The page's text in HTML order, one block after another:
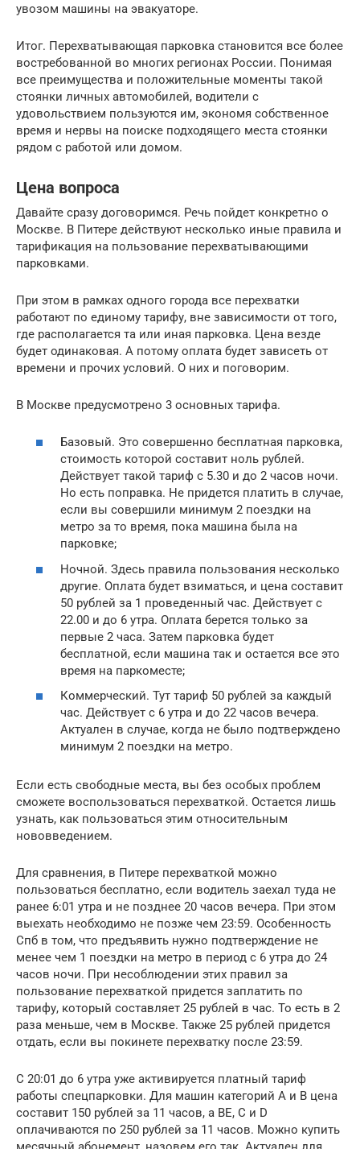
увозом машины на эвакуаторе.
Итог. Перехватывающая парковка становится все более
востребованной во многих регионах России. Понимая
все преимущества и положительные моменты такой
стоянки личных автомобилей, водители с
удовольствием пользуются им, экономя собственное
время и нервы на поиске подходящего места стоянки
рядом с работой или домом.
Цена вопроса
Давайте сразу договоримся. Речь пойдет конкретно о
Москве. В Питере действуют несколько иные правила и
тарификация на пользование перехватывающими
парковками.
При этом в рамках одного города все перехватки
работают по единому тарифу, вне зависимости от того,
где располагается та или иная парковка. Цена везде
будет одинаковая. А потому оплата будет зависеть от
времени и прочих условий. О них и поговорим.
В Москве предусмотрено 3 основных тарифа.
Базовый. Это совершенно бесплатная парковка,
стоимость которой составит ноль рублей.
Действует такой тариф с 5.30 и до 2 часов ночи.
Но есть поправка. Не придется платить в случае,
если вы совершили минимум 2 поездки на
метро за то время, пока машина была на
парковке;
Ночной. Здесь правила пользования несколько
другие. Оплата будет взиматься, и цена составит
50 рублей за 1 проведенный час. Действует с
22.00 и до 6 утра. Оплата берется только за
первые 2 часа. Затем парковка будет
бесплатной, если машина так и остается все это
время на паркоместе;
Коммерческий. Тут тариф 50 рублей за каждый
час. Действует с 6 утра и до 22 часов вечера.
Актуален в случае, когда не было подтверждено
минимум 2 поездки на метро.
Если есть свободные места, вы без особых проблем
сможете воспользоваться перехваткой. Остается лишь
узнать, как пользоваться этим относительным
нововведением.
Для сравнения, в Питере перехваткой можно
пользоваться бесплатно, если водитель заехал туда не
ранее 6:01 утра и не позднее 20 часов вечера. При этом
выехать необходимо не позже чем 23:59. Особенность
Спб в том, что предъявить нужно подтверждение не
менее чем 1 поездки на метро в период с 6 утра до 24
часов ночи. При несоблюдении этих правил за
пользование перехваткой придется заплатить по
тарифу, который составляет 25 рублей в час. То есть в 2
раза меньше, чем в Москве. Также 25 рублей придется
отдать, если вы покинете перехватку после 23:59.
С 20:01 до 6 утра уже активируется платный тариф
работы спецпарковки. Для машин категорий А и В цена
составит 150 рублей за 11 часов, а ВЕ, С и D
оплачиваются по 250 рублей за 11 часов. Можно купить